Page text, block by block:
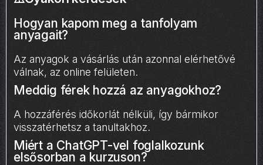
Hogyan kapom meg a tanfolyam
anyagait?
Az anyagok a vásárlás után azonnal elérhetővé
válnak, az online felületen.
Meddig férek hozzá az anyagokhoz?
A hozzáférés időkorlát nélküli, így bármikor
visszatérhetsz a tanultakhoz.
Miért a ChatGPT-vel foglalkozunk
elsősorban a kurzuson?